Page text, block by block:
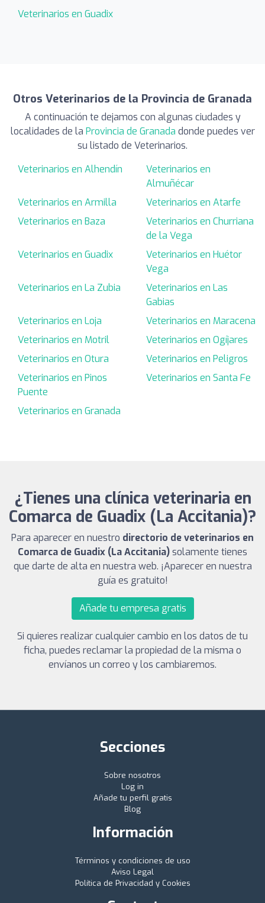
Veterinarios en Guadix
Otros Veterinarios de la Provincia de Granada
A continuación te dejamos con algunas ciudades y
localidades de la Provincia de Granada donde puedes ver
su listado de Veterinarios.
Veterinarios en Alhendín
Veterinarios en
Almuñécar
Veterinarios en Armilla
Veterinarios en Atarfe
Veterinarios en Baza
Veterinarios en Churriana
de la Vega
Veterinarios en Guadix
Veterinarios en Huétor
Vega
Veterinarios en La Zubia
Veterinarios en Las
Gabias
Veterinarios en Loja
Veterinarios en Maracena
Veterinarios en Motril
Veterinarios en Ogíjares
Veterinarios en Otura
Veterinarios en Peligros
Veterinarios en Pinos
Puente
Veterinarios en Santa Fe
Veterinarios en Granada
¿Tienes una clínica veterinaria en
Comarca de Guadix (La Accitania)?
Para aparecer en nuestro directorio de veterinarios en
Comarca de Guadix (La Accitania)solamente tienes
que darte de alta en nuestra web. ¡Aparecer en nuestra
guía es gratuito!
Añade tu empresa gratis
Si quieres realizar cualquier cambio en los datos de tu
ficha, puedes reclamar la propiedad de la misma o
envíanos un correo y los cambiaremos.
Secciones
Sobre nosotros
Log in
Añade tu perfil gratis
Blog
Información
Términos y condiciones de uso
Aviso Legal
Política de Privacidad y Cookies